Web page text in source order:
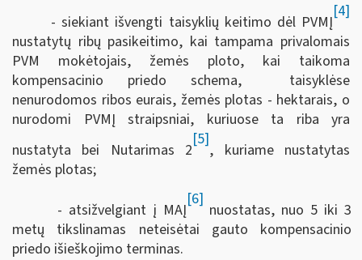
- siekiant išvengti taisyklių keitimo dėl PVMĮ
[4]
nustatytų ribų pasikeitimo, kai tampama privalomais
PVM mokėtojais, žemės ploto, kai taikoma
kompensacinio priedo schema, taisyklėse
nenurodomos ribos eurais, žemės plotas - hektarais, o
nurodomi PVMĮ straipsniai, kuriuose ta riba yra
nustatyta bei Nutarimas 2
[5]
, kuriame nustatytas
žemės plotas;
- atsižvelgiant į MAĮ
[6]
nuostatas, nuo 5 iki 3
metų tikslinamas neteisėtai gauto kompensacinio
priedo išieškojimo terminas.